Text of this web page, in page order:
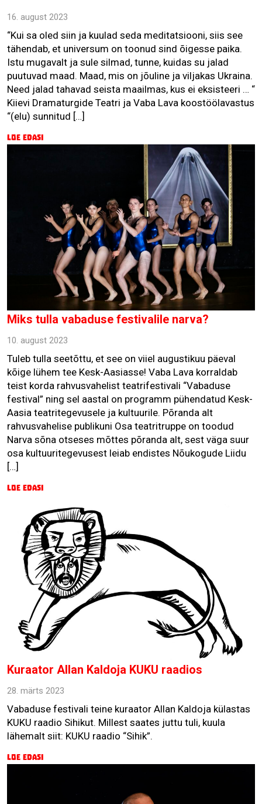
16. august 2023
“Kui sa oled siin ja kuulad seda meditatsiooni, siis see
tähendab, et universum on toonud sind õigesse paika.
Istu mugavalt ja sule silmad, tunne, kuidas su jalad
puutuvad maad. Maad, mis on jõuline ja viljakas Ukraina.
Need jalad tahavad seista maailmas, kus ei eksisteeri … “
Kiievi Dramaturgide Teatri ja Vaba Lava koostöölavastus
“(elu) sunnitud […]
Loe edasi
Miks tulla vabaduse festivalile narva?
10. august 2023
Tuleb tulla seetõttu, et see on viiel augustikuu päeval
kõige lühem tee Kesk-Aasiasse! Vaba Lava korraldab
teist korda rahvusvahelist teatrifestivali “Vabaduse
festival” ning sel aastal on programm pühendatud Kesk-
Aasia teatritegevusele ja kultuurile. Põranda alt
rahvusvahelise publikuni Osa teatritruppe on toodud
Narva sõna otseses mõttes põranda alt, sest väga suur
osa kultuuritegevusest leiab endistes Nõukogude Liidu
[…]
Loe edasi
Kuraator Allan Kaldoja KUKU raadios
28. märts 2023
Vabaduse festivali teine kuraator Allan Kaldoja külastas
KUKU raadio Sihikut. Millest saates juttu tuli, kuula
lähemalt siit: KUKU raadio “Sihik”.
Loe edasi